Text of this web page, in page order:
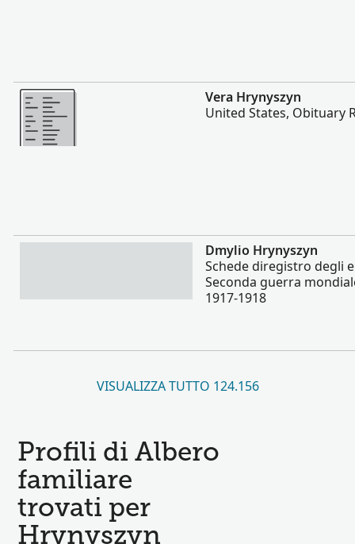
Altro
Vera Hrynyszyn
United States, Obituary
Altro
Dmylio Hrynyszyn
Schede diregistro degli
Seconda guerra
1917-1918
VISUALIZZA TUTTO 124.156
Profili di Albero
familiare
trovati per
Hrynyszyn